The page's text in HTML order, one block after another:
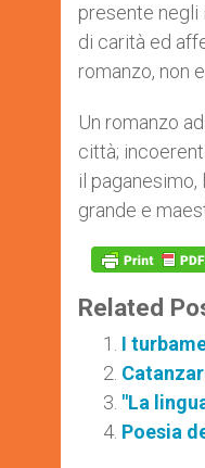
presente negli
di carità ed
romanzo, non
Un romanzo
città;
il paganesimo,
grande e
Related
I
"La
Poesia